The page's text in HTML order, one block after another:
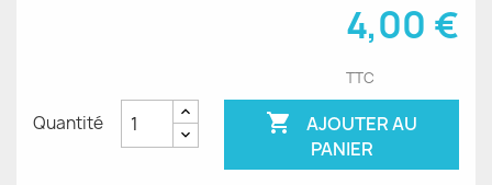
4,00 €
TTC
Quantité 
AJOUTER AU
PANIER